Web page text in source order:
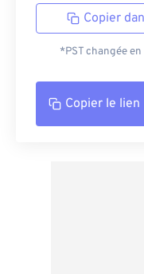
Copier
*PST changée
Copier le lien